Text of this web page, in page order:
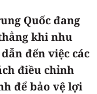
Quốc đang
khi nhu
đến việc các
điều chỉnh
để bảo vệ lợi